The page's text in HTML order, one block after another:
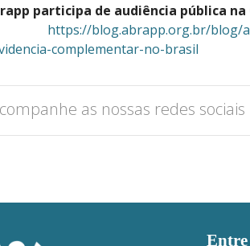
participa de audiência pública
https://blog.abrapp.org.br/blog/
complementar-no-brasil
as nossas redes sociais